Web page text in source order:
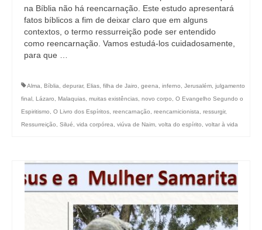
na Bíblia não há reencarnação. Este estudo apresentará
fatos bíblicos a fim de deixar claro que em alguns
contextos, o termo ressurreição pode ser entendido
como reencarnação. Vamos estudá-los cuidadosamente,
para que …
Alma Bíblia depurar, Elias filha de Jairo geena inferno Jerusalém julgamento
final Lázaro Malaquias muitas existências novo corpo
O Evangelho Segundo o
Espiritismo
O Livro dos Espíritos reencarnação reencarnicionista ressurgir,
Ressurreição
Silué vida corpórea viúva de Naim volta do espírito voltar à vida